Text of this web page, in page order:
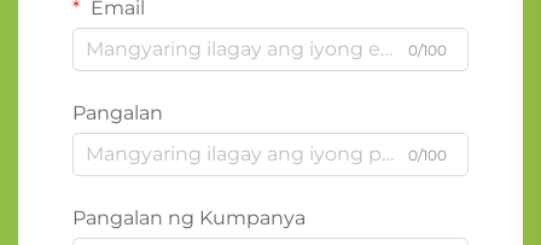
Email
0/100
Pangalan
0/100
Pangalan ng Kumpanya